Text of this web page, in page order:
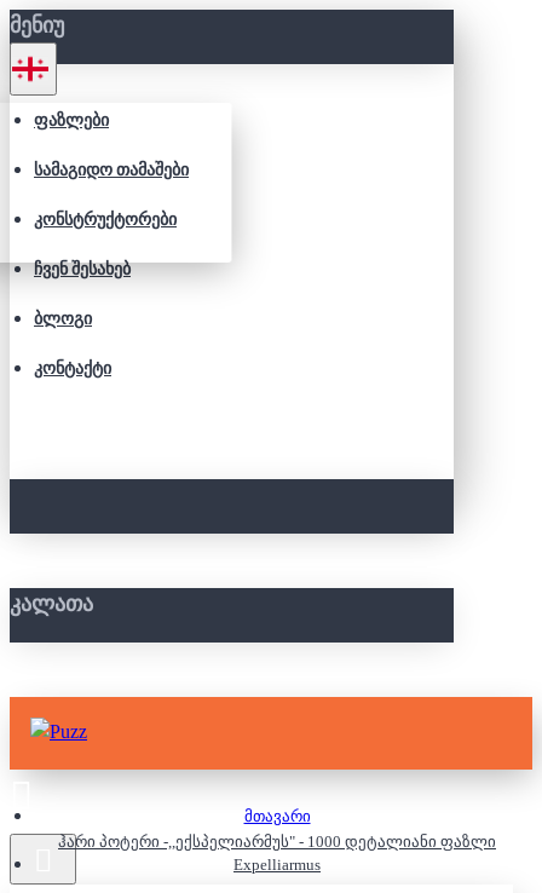
ᲛᲔᲜᲘᲣ
ᲤᲐᲖᲚᲔᲑᲘ
ᲡᲐᲛᲐᲒᲘᲓᲝ ᲗᲐᲛᲐᲨᲔᲑᲘ
ᲙᲝᲜᲡᲢᲠᲣᲥᲢᲝᲠᲔᲑᲘ
ᲩᲕᲔᲜ ᲨᲔᲡᲐᲮᲔᲑ
ᲑᲚᲝᲒᲘ
ᲙᲝᲜᲢᲐᲥᲢᲘ
ᲙᲐᲚᲐᲗᲐ
მთავარი
ჰარი პოტერი -,,ექსპელიარმუს" - 1000 დეტალიანი ფაზლი
Expelliarmus